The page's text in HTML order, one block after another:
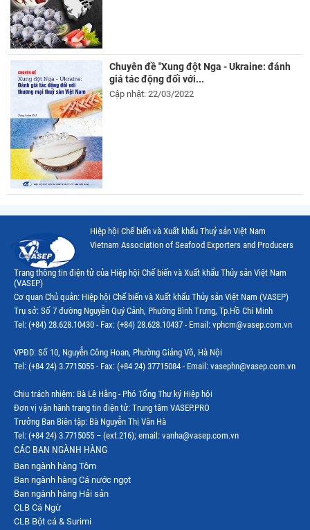
Chuyên đề "Xung đột Nga - Ukraine: đánh
giá tác động đối với...
Cập nhật: 22/03/2022
Hiệp hội Chế biến và Xuất khẩu Thuỷ sản Việt Nam
Vietnam Association of Seafood Exporters and Producers
Trang thông tin điện tử của Hiệp hội Chế biến và Xuất khẩu Thủy sản Việt Nam
(VASEP)
Cơ quan Chủ quản: Hiệp hội Chế biến và Xuất khẩu Thủy sản Việt Nam (VASEP)
Trụ sở: Số 7 đường Nguyễn Quý Cảnh, Phường Bình Trưng, Tp.Hồ Chí Minh
Tel: (+84) 28.628.10430 - Fax: (+84) 28.628.10437 - Email: vphcm@vasep.com.vn
VPĐD: Số 10, Nguyễn Công Hoan, Phường Giảng Võ, Hà Nội
Tel: (+84 24) 3.7715055 - Fax: (+84 24) 37715084 - Email: vasephn@vasep.com.vn
Chịu trách nhiệm: Bà Lê Hằng - Phó Tổng Thư ký Hiệp hội
Đơn vị vận hành trang tin điện tử: Trung tâm VASEP.PRO
Trưởng Ban Biên tập: Bà Nguyễn Thị Vân Hà
Tel: (+84 24) 3.7715055 – (ext.216); email: vanha@vasep.com.vn
CÁC BAN NGÀNH HÀNG
Ban ngành hàng Tôm
Ban ngành hàng Cá nước ngọt
Ban ngành hàng Hải sản
CLB Cá Ngừ
CLB Bột cá & Surimi